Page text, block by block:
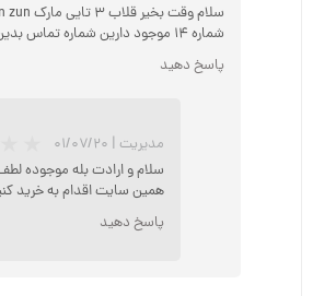
شماره ۱۴ موجود دارین شماره تماس بدین لطفا
پاسخ دهید
مدیریت | ۰۱/۰۷/۲۰
سلام و ارادت بله موجوده
همین سایت اقدام به خرید
پاسخ دهید